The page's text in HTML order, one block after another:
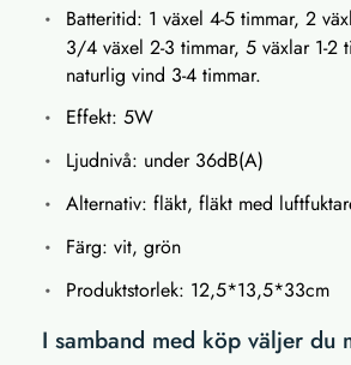
Batteritid: 1 växel 4-5 timmar, 2
3/4 växel 2-3 timmar, 5 växlar 1-2
naturlig vind 3-4 timmar.
Effekt: 5W
Ljudnivå: under 36dB(A)
Alternativ: fläkt, fläkt med
Färg: vit, grön
Produktstorlek: 12,5*13,5*33cm
I samband med köp väljer du